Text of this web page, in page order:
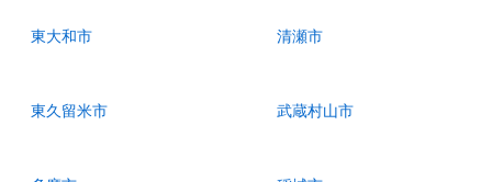
東大和市 清瀬市
東久留米市 武蔵村山市